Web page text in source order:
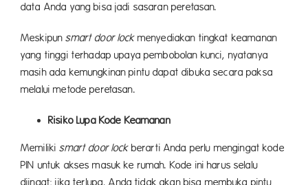
data Anda yang bisa jadi sasaran peretasan.
Meskipunsmart door lockmenyediakan tingkat keamanan
yang tinggi terhadap upaya pembobolan kunci, nyatanya
masih ada kemungkinan pintu dapat dibuka secara paksa
melalui metode peretasan.
Risiko Lupa Kode Keamanan
Memilikismart door lockberarti Anda perlu mengingat kode
PIN untuk akses masuk ke rumah. Kode ini harus selalu
diingat; jika terlupa, Anda tidak akan bisa membuka pintu